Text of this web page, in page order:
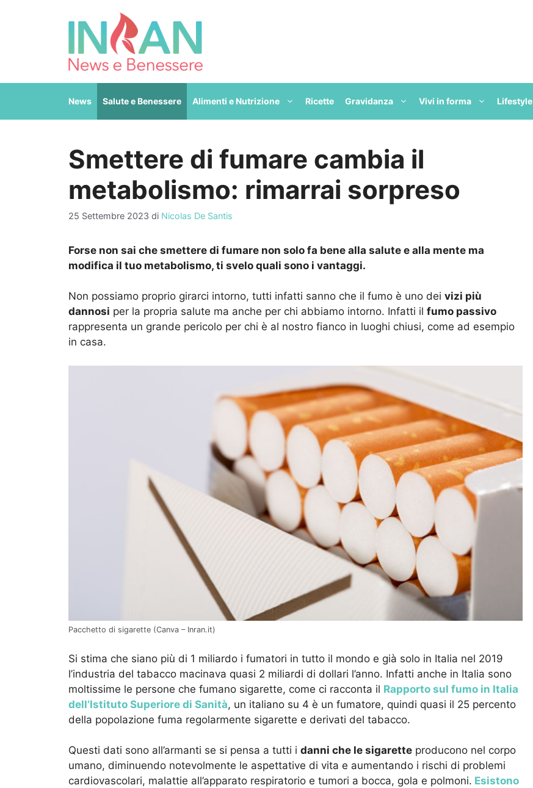
News Salute e Benessere Alimenti e Nutrizione Ricette Gravidanza Vivi in forma Lifestyle
Smettere di fumare cambia il
metabolismo: rimarrai sorpreso
25 Settembre 2023 di Nicolas De Santis
Forse non sai che smettere di fumare non solo fa bene alla salute e alla mente ma
modifica il tuo metabolismo, ti svelo quali sono i vantaggi.
Non possiamo proprio girarci intorno, tutti infatti sanno che il fumo è uno dei vizi più
dannosi per la propria salute ma anche per chi abbiamo intorno. Infatti il fumo passivo
rappresenta un grande pericolo per chi è al nostro fianco in luoghi chiusi, come ad esempio
in casa.
Pacchetto di sigarette (Canva – Inran.it)
Si stima che siano più di 1 miliardo i fumatori in tutto il mondo e già solo in Italia nel 2019
l’industria del tabacco macinava quasi 2 miliardi di dollari l’anno. Infatti anche in Italia sono
moltissime le persone che fumano sigarette, come ci racconta il Rapporto sul fumo in Italia
dell’Istituto Superiore di Sanità, un italiano su 4 è un fumatore, quindi quasi il 25 percento
della popolazione fuma regolarmente sigarette e derivati del tabacco.
Questi dati sono all’armanti se si pensa a tutti i danni che le sigarette producono nel corpo
umano, diminuendo notevolmente le aspettative di vita e aumentando i rischi di problemi
cardiovascolari, malattie all’apparato respiratorio e tumori a bocca, gola e polmoni. Esistono